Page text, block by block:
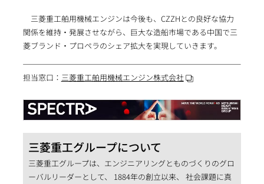
三菱重工舶用機械エンジンは今後も、CZZHとの良好な協力
関係を維持・発展させながら、巨大な造船市場である中国で三
菱ブランド・プロペラのシェア拡大を実現していきます。
担当窓口： 三菱重工舶用機械エンジン株式会社
三菱重工グループについて
三菱重工グループは、エンジニアリングとものづくりのグロ
ーバルリーダーとして、 1884年の創立以来、 社会課題に真